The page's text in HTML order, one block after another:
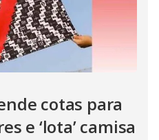
cotas para
e ‘lota’ camisa